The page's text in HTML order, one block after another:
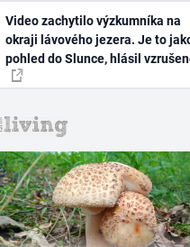
Video zachytilo výzkumníka na
okraji lávového jezera. Je to
pohled do Slunce, hlásil